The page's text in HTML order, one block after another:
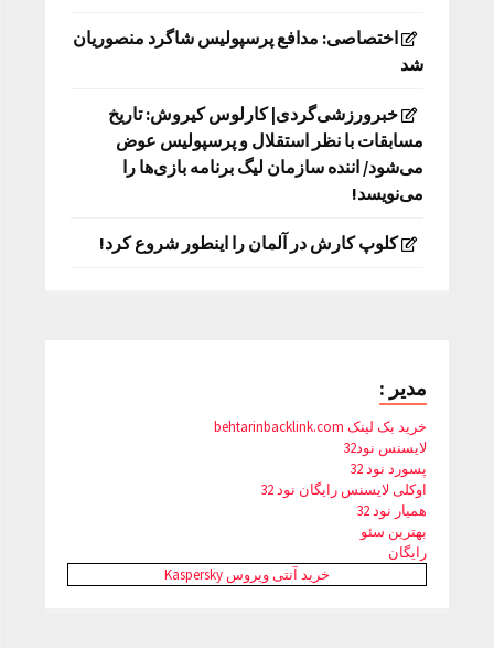
اختصاصی: مدافع پرسپولیس شاگرد منصوریان
شد
خبرورزشی‌گردی| کارلوس کیروش: تاریخ
مسابقات با نظر استقلال و پرسپولیس عوض
می‌شود/ اننده سازمان لیگ برنامه بازی‌ها را
می‌نویسد!
کلوپ کارش در آلمان را اینطور شروع کرد!
مدیر :
خرید بک لینک behtarinbacklink.com
لایسنس نود32
پسورد نود 32
اوکلی لایسنس رایگان نود 32
همیار نود 32
بهترین سئو
رایگان
خرید آنتی ویروس Kaspersky